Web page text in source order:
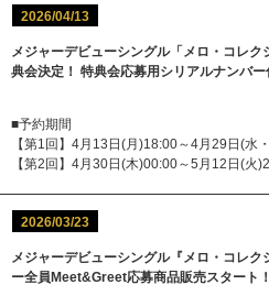
2026/04/13
メジャーデビューシングル「メロ・コレ
典会決定！ 特典会応募用シリアルナンバー
■予約期間
【第1回】4月13日(月)18:00～4月29日(水
【第2回】4月30日(木)00:00～5月12日(火
2026/03/23
メジャーデビューシングル『メロ・コレ
ー全員Meet&Greet応募商品販売スタート！